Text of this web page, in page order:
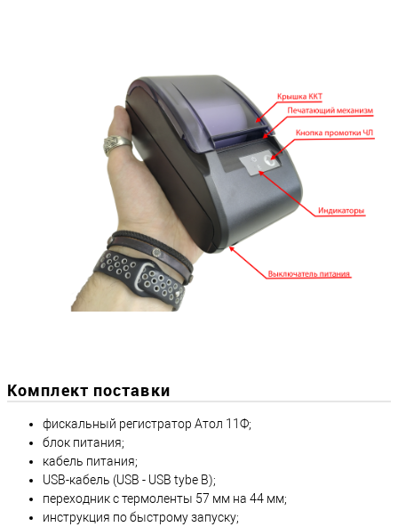
Комплект поставки
фискальный регистратор Атол 11Ф;
блок питания;
кабель питания;
USB-кабель (USB - USB tybe B);
переходник с термоленты 57 мм на 44 мм;
инструкция по быстрому запуску;